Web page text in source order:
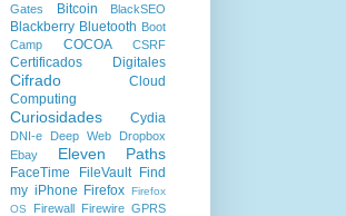
Gates
Bitcoin BlackSEO
Blackberry Bluetooth Boot
Camp
COCOA CSRF
Certificados Digitales
Cifrado
Cloud
Computing
Curiosidades Cydia
DNI-e Deep Web
Dropbox
Ebay
Eleven Paths
FaceTime FileVault
Find
my iPhone Firefox Firefox
OS
Firewall Firewire GPRS